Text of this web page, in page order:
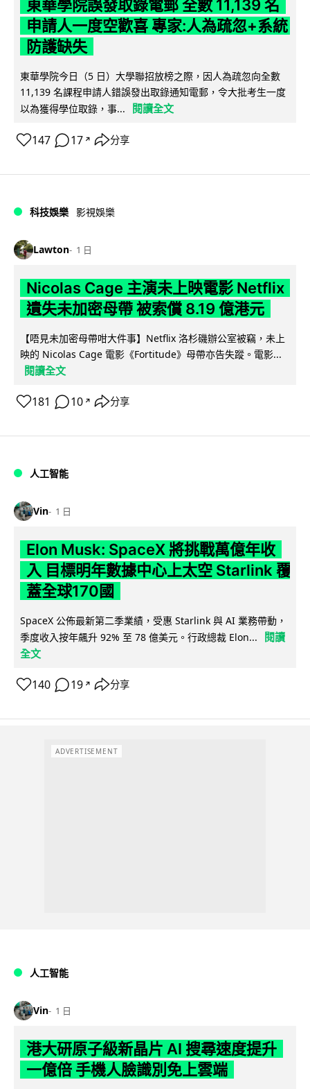
東華學院誤發取錄電郵 全數 11,139 名
申請人一度空歡喜 專家:人為疏忽+系統
防護缺失
東華學院今日（5 日）大學聯招放榜之際，因人為疏忽向全數
11,139 名課程申請人錯誤發出取錄通知電郵，令大批考生一度
以為獲得學位取錄，事...
閱讀全文
147 17 ↗ 分享
科技娛樂 影視娛樂
Lawton 1 日
Nicolas Cage 主演未上映電影 Netflix
遺失未加密母帶 被索償 8.19 億港元
【唔見未加密母帶咁大件事】Netflix 洛杉磯辦公室被竊，未上
映的 Nicolas Cage 電影《Fortitude》母帶亦告失蹤。電影...
閱讀全文
181 10 ↗ 分享
人工智能
Vin 1 日
Elon Musk: SpaceX 將挑戰萬億年收
入 目標明年數據中心上太空 Starlink 覆
蓋全球170國
SpaceX 公佈最新第二季業績，受惠 Starlink 與 AI 業務帶動，
季度收入按年飆升 92% 至 78 億美元。行政總裁 Elon...
閱讀
全文
140 19 ↗ 分享
ADVERTISEMENT
人工智能
Vin 1 日
港大研原子級新晶片 AI 搜尋速度提升
一億倍 手機人臉識別免上雲端